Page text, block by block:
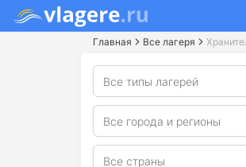
Главная Все лагеря